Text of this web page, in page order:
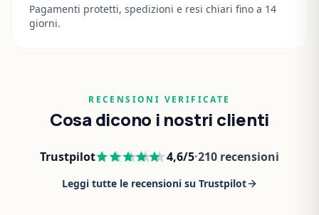
Pagamenti protetti, spedizioni e resi chiari fino a 14
giorni.
RECENSIONI VERIFICATE
Cosa dicono i nostri clienti
Trustpilot 4,6/5·210 recensioni
Leggi tutte le recensioni su Trustpilot